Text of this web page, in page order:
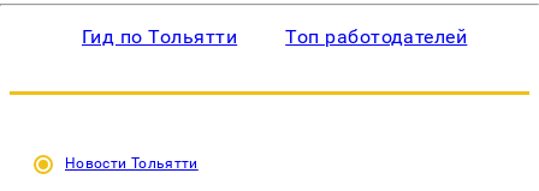
Гид по Тольятти Топ работодателей
Новости Тольятти